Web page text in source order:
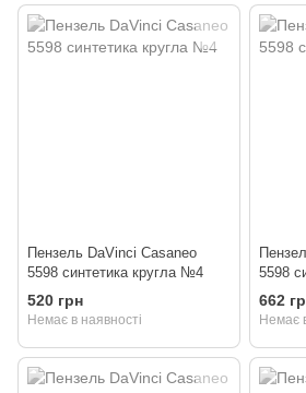
Пензель DaVinci Casaneo
5598 синтетика кругла №4
520 грн
Немає в наявності
5598
662
Немає